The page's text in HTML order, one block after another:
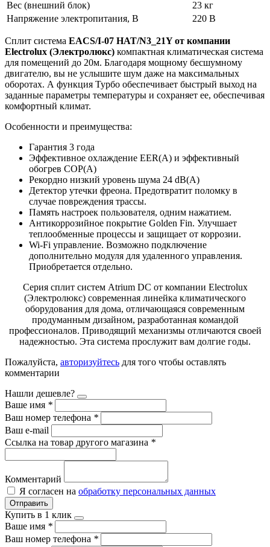
Вес (внешний блок)
23 кг
Напряжение электропитания, В
220 В
Сплит система EACS/I-07 HAT/N3_21Y от компании
Electrolux (Электролюкс) компактная климатическая система
для помещений до 20м. Благодаря мощному бесшумному
двигателю, вы не услышите шум даже на максимальных
оборотах. А функция Турбо обеспечивает быстрый выход на
заданные параметры температуры и сохраняет ее, обеспечивая
комфортный климат.
Особенности и преимущества:
Гарантия 3 года
Эффективное охлаждение EER(A) и эффективный
обогрев COP(A)
Рекордно низкий уровень шума 24 dB(A)
Детектор утечки фреона. Предотвратит поломку в
случае повреждения трассы.
Память настроек пользователя, одним нажатием.
Антикоррозийное покрытие Golden Fin. Улучшает
теплообменные процессы и защищает от коррозии.
Wi-Fi управление. Возможно подключение
дополнительно модуля для удаленного управления.
Приобретается отдельно.
Серия сплит систем Atrium DC от компании Electrolux
(Электролюкс) современная линейка климатического
оборудования для дома, отличающаяся современным
продуманным дизайном, разработанная командой
профессионалов. Приводящий механизмы отличаются своей
надежностью. Эта система прослужит вам долгие годы.
Пожалуйста, авторизуйтесь для того чтобы оставлять
комментарии
Нашли дешевле?
Ваше имя *
Ваш номер телефона *
Ваш e-mail
Ссылка на товар другого магазина *
Комментарий
Я согласен на обработку персональных данных
Отправить
Купить в 1 клик
Ваше имя *
Ваш номер телефона *